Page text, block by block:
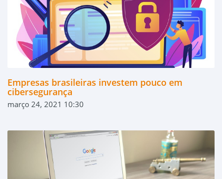
Empresas brasileiras investem pouco em
cibersegurança
março 24, 2021 10:30